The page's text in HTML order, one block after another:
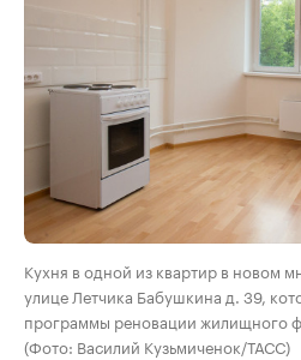
Кухня в одной из квартир в новом
улице Летчика Бабушкина д. 39,
программы реновации жилищного
(Фото: Василий Кузьмиченок/ТАСС)